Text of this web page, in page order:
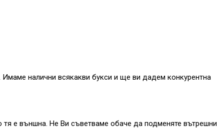
налични всякакви букси и ще ви дадем конкурентна
е външна. Не Ви съветваме обаче да подменяте вътрешни